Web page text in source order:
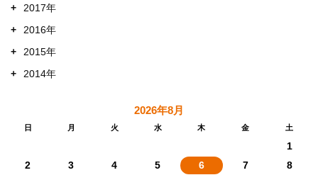
+
2017年
+
2016年
+
2015年
+
2014年
2026年8月
日 月 火 水 木 金 土
1
2
3 4 5 6 7
8